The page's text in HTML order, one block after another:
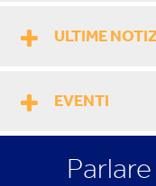
ULTIME
EVENTI